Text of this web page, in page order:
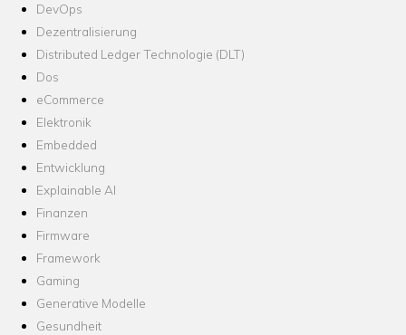
DevOps
Dezentralisierung
Distributed Ledger Technologie (DLT)
Dos
eCommerce
Elektronik
Embedded
Entwicklung
Explainable AI
Finanzen
Firmware
Framework
Gaming
Generative Modelle
Gesundheit